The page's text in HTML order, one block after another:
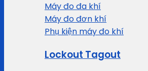
Máy đo đa khí
Máy đo đơn khí
Phụ kiện máy đo khí
Lockout Tagout